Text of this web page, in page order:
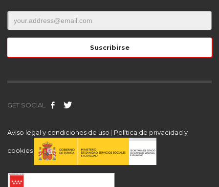
GET SOCIAL
Aviso legal y condiciones de uso | Política de privacidad y
cookies